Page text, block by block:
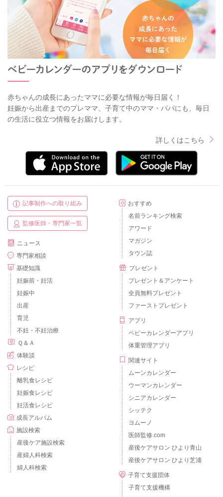
赤ちゃんの成長にあったママに必要な情報が毎日届く！
妊娠から出産までのプレママ、子育て中のママ・パパにも、毎日
の生活に役立つ情報をお届けします。
詳しくはこちら
記事制作への取り組み
監修医師・専門家一覧
ニュース
専門家相談
基礎知識
妊娠前・妊活
妊娠中
出産
育児
不妊・不妊治療
Ｑ＆Ａ
体験談
レシピ
離乳食レシピ
妊娠食レシピ
妊活食レシピ
成長アルバム
施設検索
産後ケア施設検索
産婦人科検索
婦人科検索
おすすめ
名前ランキング検索
アワード
マガジン
タウン誌
プレゼント
プレゼント＆アンケート
全員無料プレゼント
ファーストプレゼント
アプリ
ベビーカレンダーアプリ
体重管理アプリ
関連サイト
ムーンカレンダー
ウーマンカレンダー
シニアカレンダー
シッテク
ヨムーノ
医師監修.com
産後ケアサロン ひより青山
産後ケアサロン ひより芝浦
子育て支援団体
子育て支援機構